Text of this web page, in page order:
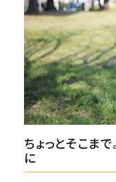
ちょっとそこま
に